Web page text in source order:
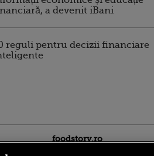
a devenit iBani
reguli pentru decizii financiare
foodstory.ro